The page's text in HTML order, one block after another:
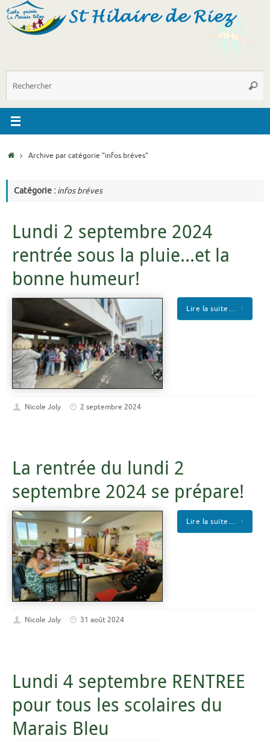
Passer
au
contenu
AccueilArchive par catégorie "infos bréves"
Catégorie : infos bréves
Lundi 2 septembre 2024
rentrée sous la pluie…et la
bonne humeur!
Lire la suite…
Nicole Joly 2 septembre 2024
La rentrée du lundi 2
septembre 2024 se prépare!
Lire la suite…
Nicole Joly 31 août 2024
Lundi 4 septembre RENTREE
pour tous les scolaires du
Marais Bleu